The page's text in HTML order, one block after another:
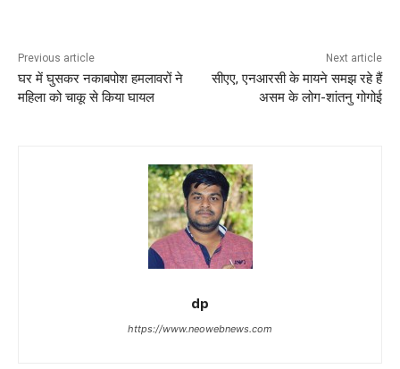
Previous article
घर में घुसकर नकाबपोश हमलावरों ने
महिला को चाकू से किया घायल
Next article
सीएए, एनआरसी के मायने समझ रहे हैं
असम के लोग-शांतनु गोगोई
dp
https://www.neowebnews.com